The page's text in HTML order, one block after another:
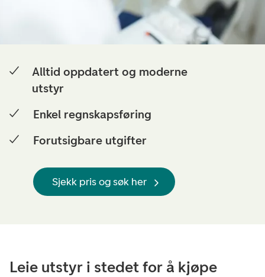
Alltid oppdatert og moderne
utstyr
Enkel regnskapsføring
Forutsigbare utgifter
Sjekk pris og søk her
Leie utstyr i stedet for å kjøpe